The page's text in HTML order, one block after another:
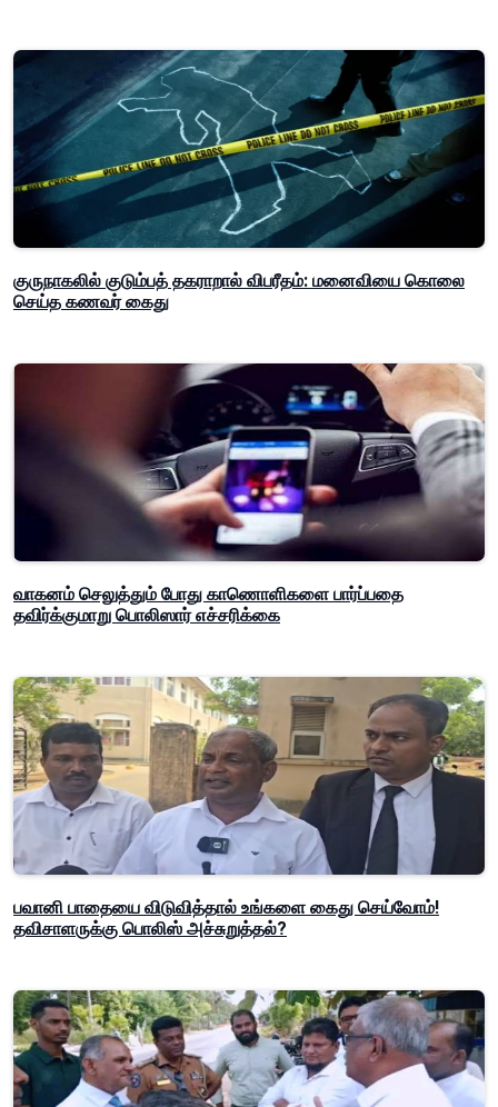
குருநாகலில் குடும்பத் தகராறால் விபரீதம்: மனைவியை கொலை
செய்த கணவர் கைது
வாகனம் செலுத்தும் போது காணொளிகளை பார்ப்பதை
தவிர்க்குமாறு பொலிஸார் எச்சரிக்கை
பவானி பாதையை விடுவித்தால் உங்களை கைது செய்வோம்!
தவிசாளருக்கு பொலிஸ் அச்சுறுத்தல்?